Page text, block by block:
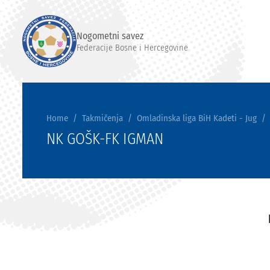
Nogometni savez
Federacije Bosne i Hercegovine
Home Takmičenja Omladinska liga BiH Kadeti - Jug
NK GOŠK-FK IGMAN